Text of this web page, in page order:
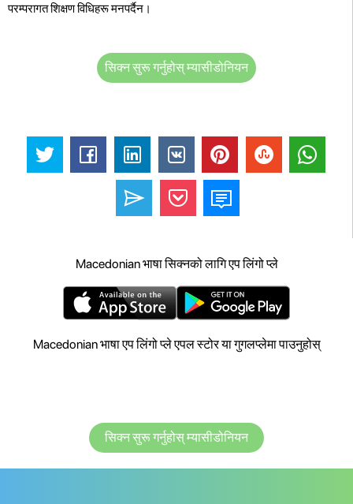
परम्परागत शिक्षण विधिहरू मनपर्दैन।
सिक्न सुरू गर्नुहोस् म्यासीडोनियन
Macedonian भाषा सिक्नको लागि एप लिंगो प्ले
Macedonian भाषा एप लिंगो प्ले एपल स्टोर या गुगलप्लेमा पाउनुहोस्
सिक्न सुरू गर्नुहोस् म्यासीडोनियन